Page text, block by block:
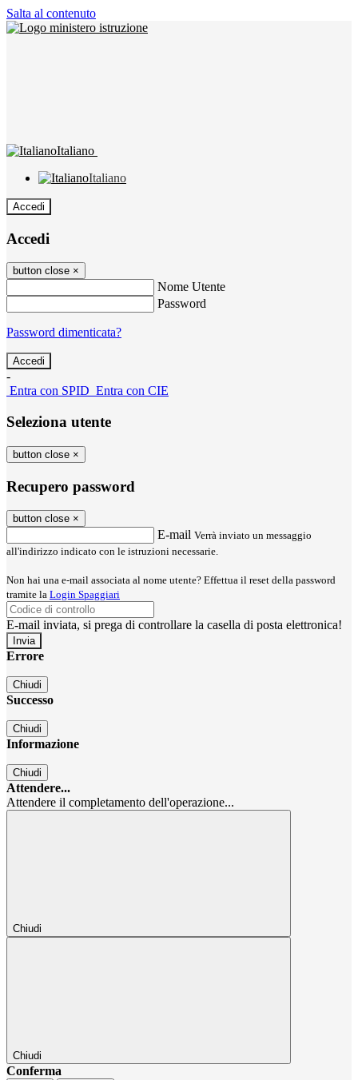
Salta al contenuto
Italiano
Italiano
Accedi
Accedi
button close ×
Nome Utente
Password
Password dimenticata?
-
Entra con SPID Entra con CIE
Seleziona utente
button close ×
Recupero password
button close ×
E-mail Verrà inviato un messaggio
all'indirizzo indicato con le istruzioni necessarie.
Non hai una e-mail associata al nome utente? Effettua il reset della password
tramite la Login Spaggiari
E-mail inviata, si prega di controllare la casella di posta elettronica!
Errore
Chiudi
Successo
Chiudi
Informazione
Chiudi
Attendere...
Attendere il completamento dell'operazione...
Chiudi
Chiudi
Conferma